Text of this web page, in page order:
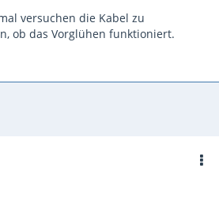
versuchen die Kabel zu
ob das Vorglühen funktioniert.